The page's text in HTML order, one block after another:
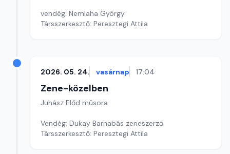
vendég: Nemlaha György
Társszerkesztő: Peresztegi Attila
2026. 05. 24. vasárnap 17:04
Zene-közelben
Juhász Előd műsora
Vendég: Dukay Barnabás zeneszerző
Társszerkesztő: Peresztegi Attila